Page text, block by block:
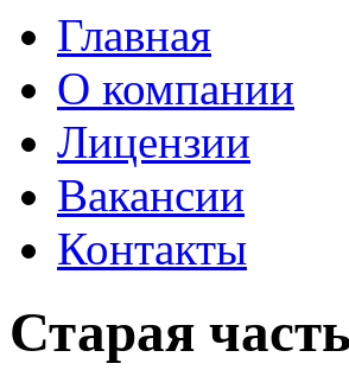
Главная
О компании
Лицензии
Вакансии
Контакты
Старая